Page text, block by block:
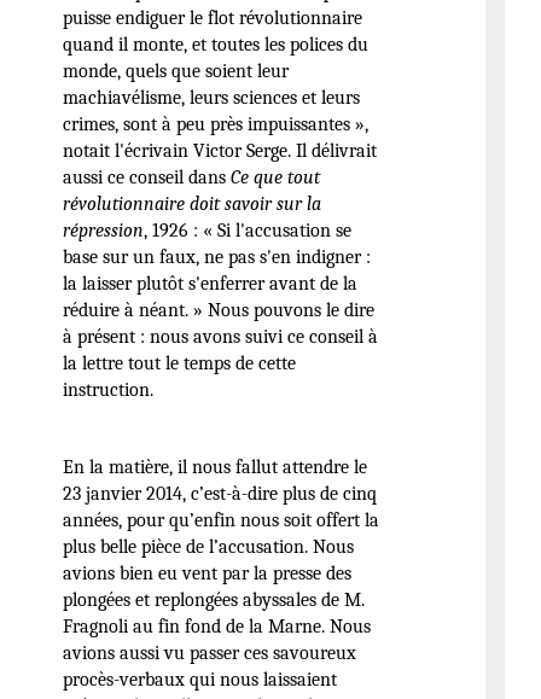
puisse endiguer le flot révolutionnaire
quand il monte, et toutes les polices du
monde, quels que soient leur
machiavélisme, leurs sciences et leurs
crimes, sont à peu près impuissantes »,
notait l'écrivain Victor Serge. Il délivrait
aussi ce conseil dansCe que tout
révolutionnaire doit savoir sur la
répression, 1926 : « Si l'accusation se
base sur un faux, ne pas s'en indigner :
la laisser plutôt s'enferrer avant de la
réduire à néant. » Nous pouvons le dire
à présent : nous avons suivi ce conseil à
la lettre tout le temps de cette
instruction.
En la matière, il nous fallut attendre le
23 janvier 2014, c’est-à-dire plus de cinq
années, pour qu’enfin nous soit offert la
plus belle pièce de l’accusation. Nous
avions bien eu vent par la presse des
plongées et replongées abyssales de M.
Fragnoli au fin fond de la Marne. Nous
avions aussi vu passer ces savoureux
procès-verbaux qui nous laissaient